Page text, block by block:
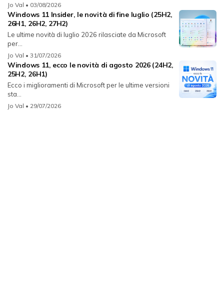
Jo Val • 03/08/2026
Windows 11 Insider, le novità di fine luglio (25H2,
26H1, 26H2, 27H2)
Le ultime novità di luglio 2026 rilasciate da Microsoft
per...
Jo Val • 31/07/2026
Windows 11, ecco le novità di agosto 2026 (24H2,
25H2, 26H1)
Ecco i miglioramenti di Microsoft per le ultime versioni
sta...
Jo Val • 29/07/2026